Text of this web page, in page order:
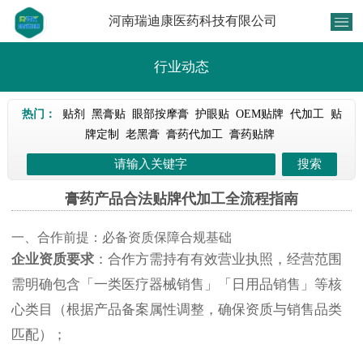
河南瑞迪康医药科技有限公司
行业动态
热门： 贴剂 黑膏贴 眼部按摩膏 护眼贴 OEM贴牌 代加工
贴
牌定制
老黑膏 膏药代加工 膏药贴牌
膏药产品合法贴牌代加工全流程指南
一、合作前提：必备资质保障合规基础
企业资质要求 ：合作方需持有有效营业执照，经营范围
需明确包含「一类医疗器械销售」「日用品销售」等核
心类目（根据产品备案属性调整，确保资质与销售品类
匹配）；